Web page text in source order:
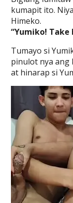
kumapit ito.
Himeko.
“Yumiko! Take
Tumayo si
pinulot nya ang
at hinarap si